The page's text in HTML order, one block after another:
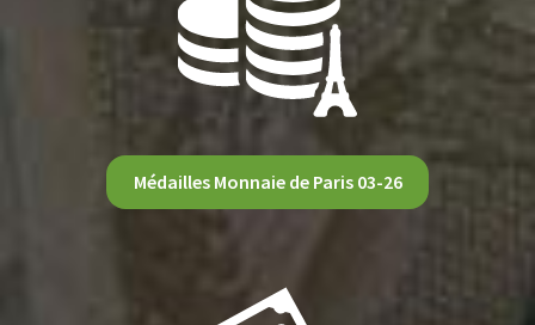
Médailles Monnaie de Paris 03-26